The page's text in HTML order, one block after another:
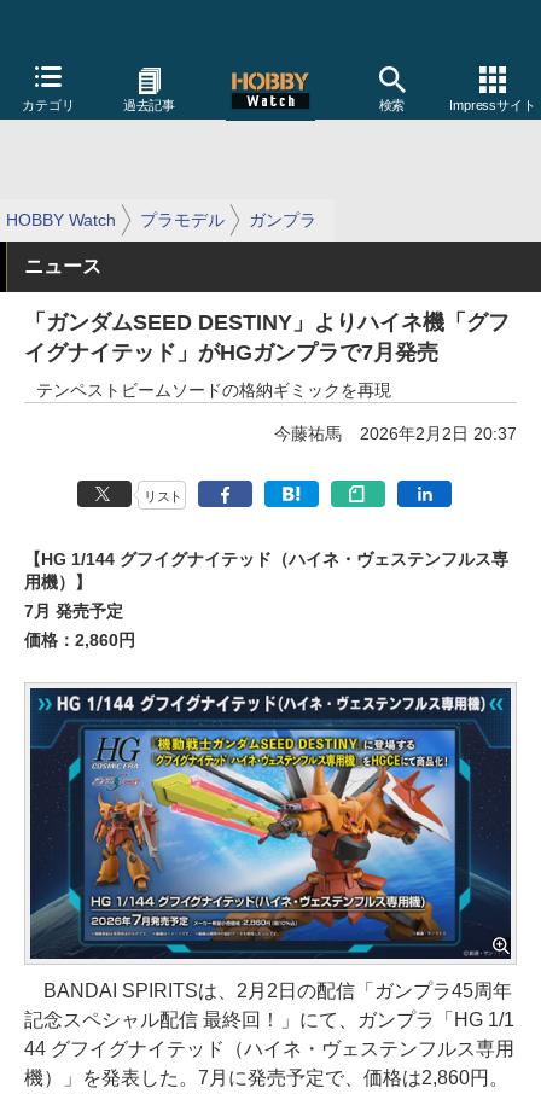
カテゴリ 過去記事 検索 Impressサイト
HOBBY Watch プラモデル ガンプラ
ニュース
「ガンダムSEED DESTINY」よりハイネ機「グフ
イグナイテッド」がHGガンプラで7月発売
テンペストビームソードの格納ギミックを再現
今藤祐馬 2026年2月2日 20:37
リスト
【HG 1/144 グフイグナイテッド（ハイネ・ヴェステンフルス専
用機）】
7月 発売予定
価格：2,860円
BANDAI SPIRITSは、2月2日の配信「ガンプラ45周年
記念スペシャル配信 最終回！」にて、ガンプラ「HG 1/1
44 グフイグナイテッド（ハイネ・ヴェステンフルス専用
機）」を発表した。7月に発売予定で、価格は2,860円。